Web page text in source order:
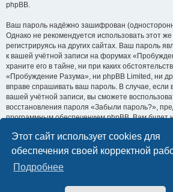
Этот сайт использует cookies для
обеспечения своей корректной
Подробнее
phpBB.
Ваш пароль надёжно зашифрован
Однако не рекомендуется использовать этот
регистрируясь на других сайтах. Ваш пароль
к вашей учётной записи на форумах
храните его в тайне, ни при каких
«Пробуждение Разума», ни phpBB Limited, ни
вправе спрашивать ваш пароль. В случае, если
вашей учётной записи, вы сможете
восстановления пароля «Забыли пароль?»,
программным обеспечением phpBB. Вам будет
обеспечение phpBB сгенерирует вам новый
записи.